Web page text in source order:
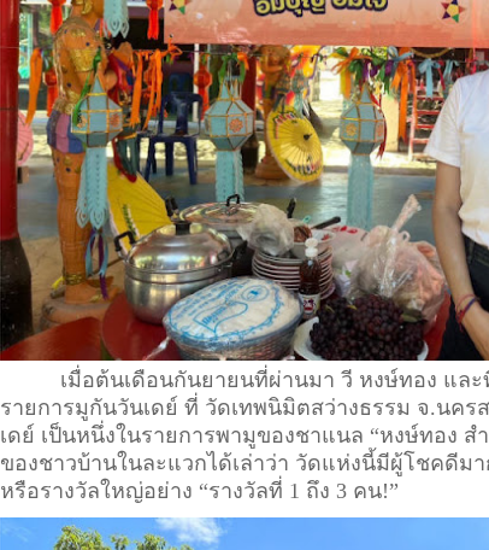
เมื่อต้นเดือนกันยายนที่ผ่านมา วี หงษ์ทอง และที
รายการมูกันวันเดย์ ที่ วัดเทพนิมิตสว่างธรรม จ.นคร
เดย์ เป็นหนึ่งในรายการพามูของชาแนล “หงษ์ทอง ส
ของชาวบ้านในละแวกได้เล่าว่า วัดแห่งนี้มีผู้โชคดีมา
หรือรางวัลใหญ่อย่าง “รางวัลที่ 1 ถึง 3 คน!”